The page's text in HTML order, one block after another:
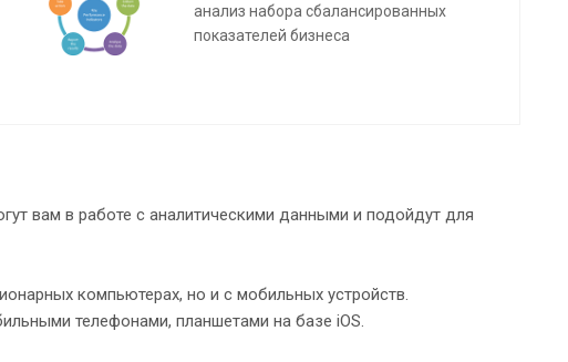
анализ набора сбалансированных
показателей бизнеса
вам в работе с аналитическими данными и подойдут для
компьютерах, но и с мобильных устройств.
телефонами, планшетами на базе iOS.